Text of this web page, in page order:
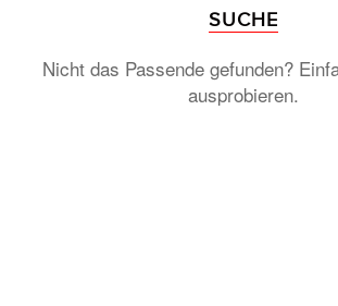
SUCHE
Nicht das Passende gefunden?
ausprobieren.